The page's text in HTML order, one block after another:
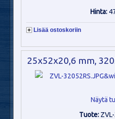
Hinta:
Lisää ostoskoriin
25x52x20,6 mm,
Näytä
Tuote: